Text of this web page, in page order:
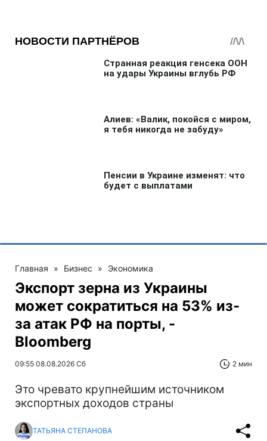
Главная » Бизнес » Экономика
Экспорт зерна из Украины
может сократиться на 53% из-
за атак РФ на порты, -
Bloomberg
09:55 08.08.2026 Сб 2 мин
Это чревато крупнейшим источником
экспортных доходов страны
ТАТЬЯНА СТЕПАНОВА